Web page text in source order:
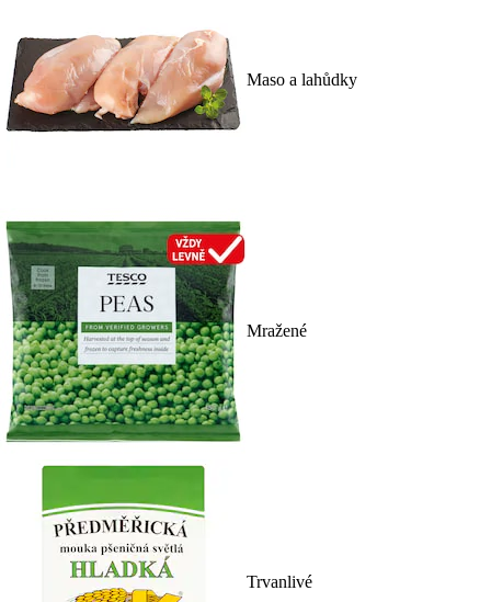
Maso a lahůdky
Mražené
Trvanlivé